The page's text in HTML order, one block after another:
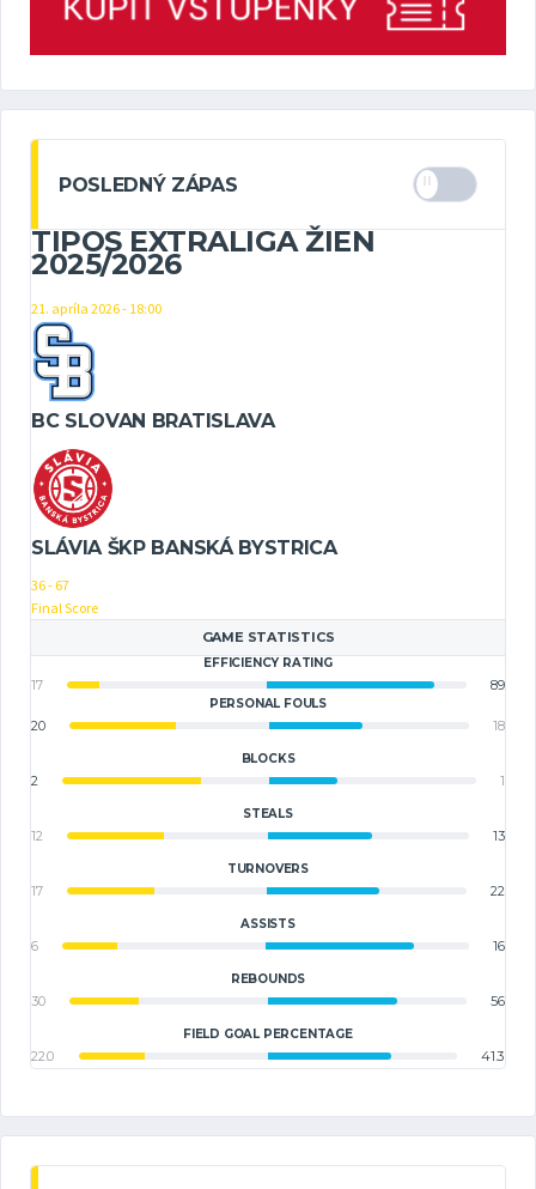
POSLEDNÝ ZÁPAS
TIPOS EXTRALIGA ŽIEN
2025/2026
21. apríla 2026 - 18:00
BC SLOVAN BRATISLAVA
SLÁVIA ŠKP BANSKÁ BYSTRICA
36- 67
Final Score
GAME STATISTICS
EFFICIENCY RATING
17 89
PERSONAL FOULS
20 18
BLOCKS
2 1
STEALS
12 13
TURNOVERS
17 22
ASSISTS
6 16
REBOUNDS
30 56
FIELD GOAL PERCENTAGE
22.0 41.3